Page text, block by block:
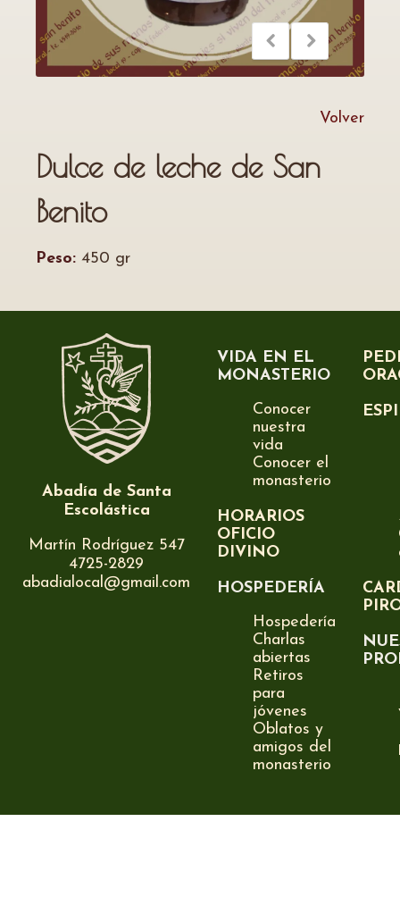
Volver
Dulce de leche de San
Benito
Peso: 450 gr
Abadía de Santa
Escolástica
Martín Rodríguez 547
4725-2829
abadialocal@gmail.com
VIDA EN EL
MONASTERIO
Conocer
nuestra
vida
Conocer el
monasterio
HORARIOS
OFICIO
DIVINO
HOSPEDERÍA
Hospedería
Charlas
abiertas
Retiros
para
jóvenes
Oblatos y
amigos del
monasterio